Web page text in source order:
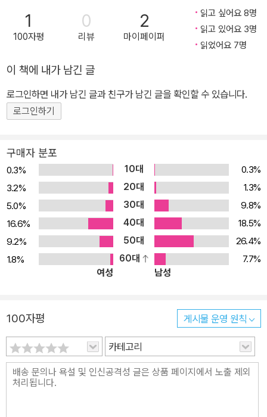
근하고 자세한 기술이 못될 것이라는 기우는 버려도 좋다. 우리사회
와 인류사회가 공통으로 빠진 나락의 정체를 명철한 눈으로 보고, 용
기 있게 말하고, 세계 곳곳에서 일어나고 있는 근본적 변화의 움직임
해 충분히 포착할 수 있다. “폭력의 논리에 중독된 인간들이 오늘날
이 세계의 권력을 장악하고 있다고 해서 그들이 가자는 대로 우리가
계속 따라가는 어리석음을 이제는 더 되풀이할 수 없다. 우리는 더 많
은 촛불을 더 높이 들 필요가 있다.”(1권 31쪽) 지금 한국사회를 포함
범위한 농경지 축소 및 사막화, 근대 금융통화제도의 실패, 빈부격차
심화, 치솟는 실업률과 범죄율, 급증하는 전쟁·환경 난민 등 전대미문
의 복합적 위기에 봉착해 쩔쩔매고 있다. 그런데 이 위기상황은 유한
한 지구상에서 무한한 진보를 추구하는 맹목적인 성장논리가 초래한
필연적 결과이다. 자연과 사회적 약자를 끊임없이 파괴하고 희생시키
지 않고서는 한순간도 지탱할 수 없는 비인간적인 시스템 ― 현대문
명의 본질이 명백하게 드러나고 있는 지금, 우리에게 가장 절박한 과
제는 조금이라도 더 인간적이고 지속가능한 사회를 어떻게 만들어낼
제 정당정치는 단기적, 착취적인 이익추구의 논리에 매달려 장기적
비전이나 공생의 윤리는 설 자리가 없다는 점이다. 이 체제를 지배하
고 있는 기득권자, 권력엘리트들이 현 질서의 근본적 변화를 바랄 리
도 만무하다. 따라서 사회적 정의는 물론이고 생태적 정의를 위해서
도, 인류의 지속적인 생존 가능성을 보장하기 위해서 풀뿌리 차원의
연대와 자치·자립 능력의 회복, 기성 체제에 대한 비협력과 불복종, 보
1
100자평
0
리뷰
2
마이페이퍼
읽고 싶어요 8명
읽고 있어요 3명
읽었어요 7명
이 책에 내가 남긴 글
로그인하면 내가 남긴 글과 친구가 남긴 글을 확인할 수 있습니다.
로그인하기
구매자 분포
0.3% 10대
0.3%
3.2%
20대
1.3%
5.0%
30대
9.8%
16.6%
40대
18.5%
9.2%
50대
26.4%
1.8%
60대
7.7%
여성
남성
100자평 게시물 운영 원칙
카테고리